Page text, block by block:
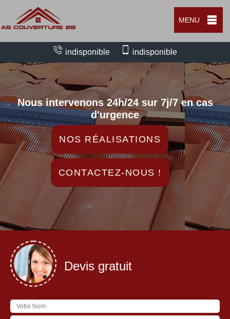
MENU
indisponible indisponible
Nous intervenons 24h/24 sur 7j/7 en cas
d'urgence
NOS RÉALISATIONS
CONTACTEZ-NOUS !
Devis gratuit